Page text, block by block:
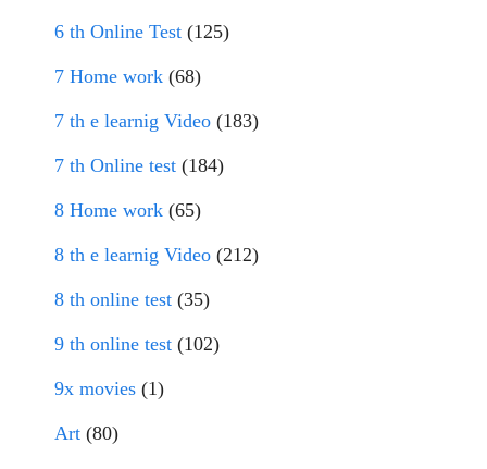
6 th Online Test (125)
7 Home work (68)
7 th e learnig Video (183)
7 th Online test (184)
8 Home work (65)
8 th e learnig Video (212)
8 th online test (35)
9 th online test (102)
9x movies (1)
Art (80)